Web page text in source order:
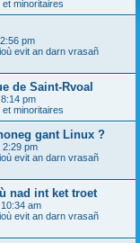
minoritaires
pm
evit an darn vrasañ
de Saint-Rvoal
pm
minoritaires
gant Linux ?
2:29 pm
evit an darn vrasañ
nad int ket troet
am
evit an darn vrasañ